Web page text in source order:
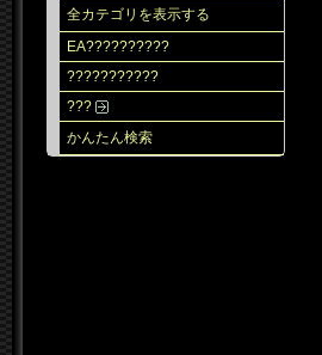
全カテゴリを表示する
EA??????????
???????????
???
かんたん検索